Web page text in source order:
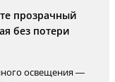
прозрачный
без потери
освещения —